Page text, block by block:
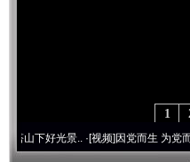
1
视频]因党而生 为党而战——百年“纪”